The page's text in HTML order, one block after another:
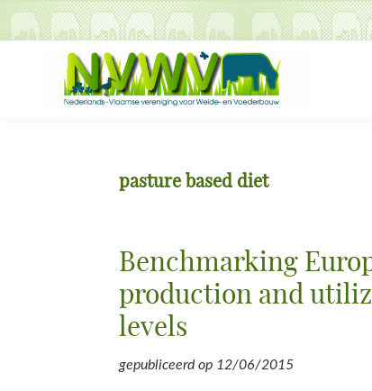
Spring
naar
hoofdnavigatie
Door
naar
Spring
naar
Spring
naar
pasture based diet
Benchmarking
production and
levels
gepubliceerd op 12/06/2015